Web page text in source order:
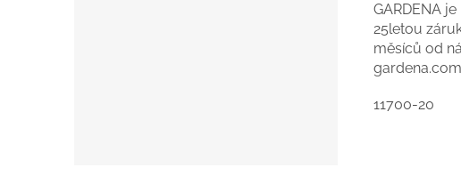
GARDENA
25letou
měsíců od
11700-20